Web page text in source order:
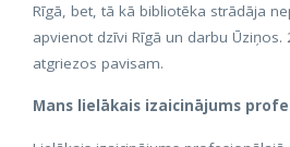
Rīgā, bet, tā kā bibliotēka strādāja
apvienot dzīvi Rīgā un darbu Ūziņos.
atgriezos pavisam.
Mans lielākais izaicinājums